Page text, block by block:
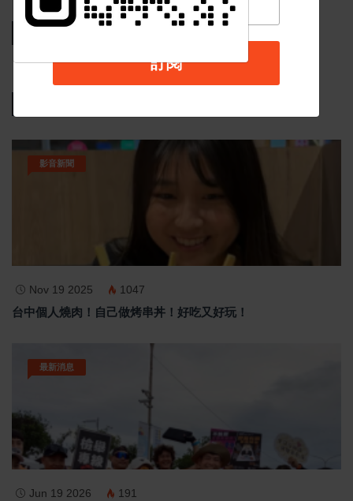
相關新聞
影音新聞
Nov 19 2025 1047
台中個人燒肉！自己做烤串丼！好吃又好玩！
最新消息
Jun 19 2026 191
訂閱